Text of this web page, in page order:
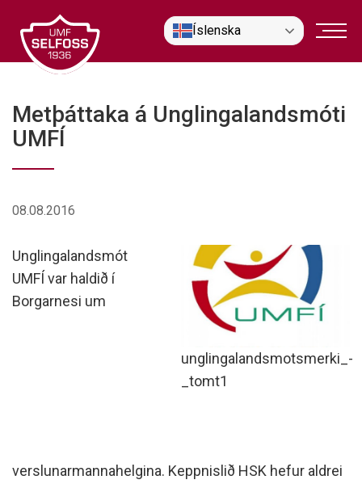
efni
Íslenska
Metþáttaka á Unglingalandsmóti
UMFÍ
08.08.2016
unglingalandsmotsmerki_-
_tomt1
Unglingalandsmót
UMFÍ var haldið í
Borgarnesi um
verslunarmannahelgina. Keppnislið HSK hefur aldrei